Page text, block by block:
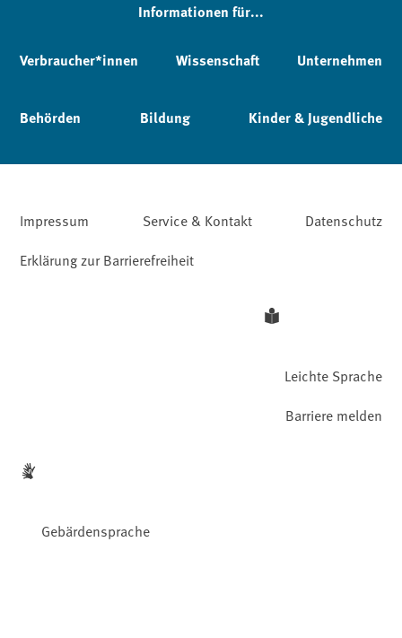
Informationen für...
Verbraucher*innen Wissenschaft Unternehmen
Behörden Bildung Kinder & Jugendliche
Impressum Service & Kontakt
Datenschutz
Erklärung zur Barrierefreiheit
Leichte Sprache
Gebärdensprache
Barriere melden